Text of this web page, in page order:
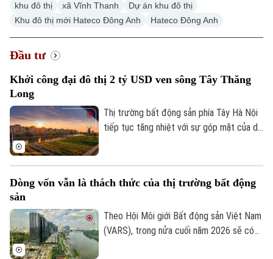
khu đô thị xã Vĩnh Thanh
Dự án khu đô thị
Khu đô thị mới Hateco Đông Anh
Hateco Đông Anh
Đầu tư
Khởi công đại đô thị 2 tỷ USD ven sông Tây Thăng
Long
Thị trường bất động sản phía Tây Hà Nội
tiếp tục tăng nhiệt với sự góp mặt của dự
Tây Thăng Long với quy mô vốn 2 tỷ USD,
cung phân khúc cao cấp tại khu vực.
Dòng vốn vẫn là thách thức của thị trường bất động
sản
Theo Hội Môi giới Bất động sản Việt Nam
(VARS), trong nửa cuối năm 2026 sẽ có